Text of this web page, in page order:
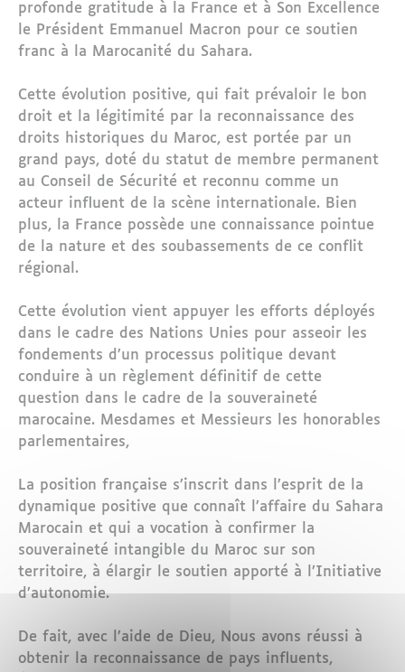
profonde gratitude à la France et à Son Excellence
le Président Emmanuel Macron pour ce soutien
franc à la Marocanité du Sahara.
Cette évolution positive, qui fait prévaloir le bon
droit et la légitimité par la reconnaissance des
droits historiques du Maroc, est portée par un
grand pays, doté du statut de membre permanent
au Conseil de Sécurité et reconnu comme un
acteur influent de la scène internationale. Bien
plus, la France possède une connaissance pointue
de la nature et des soubassements de ce conflit
régional.
Cette évolution vient appuyer les efforts déployés
dans le cadre des Nations Unies pour asseoir les
fondements d’un processus politique devant
conduire à un règlement définitif de cette
question dans le cadre de la souveraineté
marocaine. Mesdames et Messieurs les honorables
parlementaires,
La position française s’inscrit dans l’esprit de la
dynamique positive que connaît l’affaire du Sahara
Marocain et qui a vocation à confirmer la
souveraineté intangible du Maroc sur son
territoire, à élargir le soutien apporté à l’Initiative
d’autonomie.
De fait, avec l’aide de Dieu, Nous avons réussi à
obtenir la reconnaissance de pays influents,